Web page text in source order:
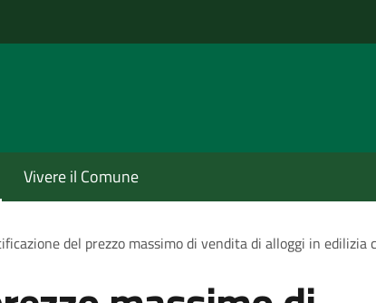
Vivere il Comune
del prezzo massimo di vendita di alloggi in edilizia